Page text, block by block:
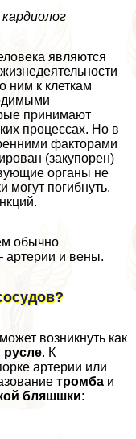
являются
ним к клеткам
принимают
процессах. Но в
факторами
(закупорен)
органы не
могут погибнуть,
обычно
артерии и вены.
возникнуть как
русле. К
артерии или
тромба и
бляшшки: